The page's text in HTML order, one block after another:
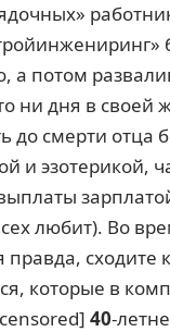
а потом
ни дня в своей
до смерти отца
и эзотерикой,
любит). Во
правда, сходите
которые в
40-